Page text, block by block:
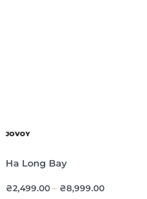
JOVOY
Ha Long Bay
₴2,499.00– ₴8,999.00